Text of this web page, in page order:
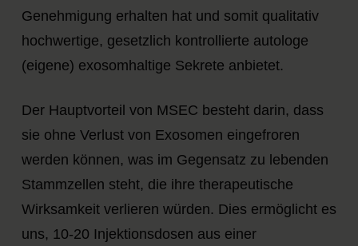
Genehmigung erhalten hat und somit qualitativ
hochwertige, gesetzlich kontrollierte autologe
(eigene) exosomhaltige Sekrete anbietet.
Der Hauptvorteil von MSEC besteht darin, dass
sie ohne Verlust von Exosomen eingefroren
werden können, was im Gegensatz zu lebenden
Stammzellen steht, die ihre therapeutische
Wirksamkeit verlieren würden. Dies ermöglicht es
uns, 10-20 Injektionsdosen aus einer